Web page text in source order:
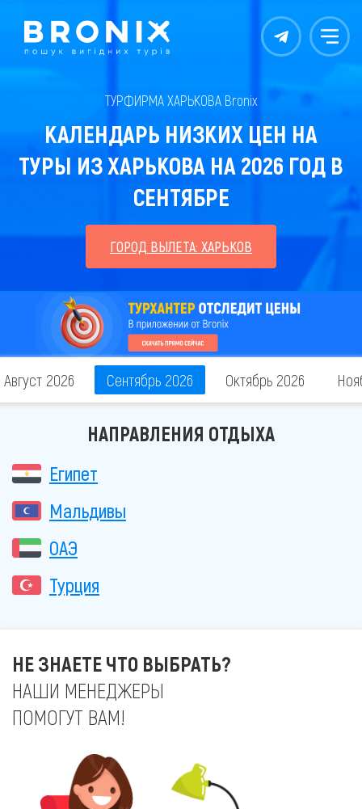
Контакты Меню
ТУРФИРМА ХАРЬКОВА Bronix
КАЛЕНДАРЬ НИЗКИХ ЦЕН НА
ТУРЫ ИЗ ХАРЬКОВА НА 2026 ГОД В
СЕНТЯБРЕ
ГОРОД ВЫЛЕТА: ХАРЬКОВ
Август 2026 Сентябрь 2026 Октябрь 2026
НАПРАВЛЕНИЯ ОТДЫХА
Египет
Мальдивы
ОАЭ
Турция
НЕ ЗНАЕТЕ ЧТО ВЫБРАТЬ?
НАШИ МЕНЕДЖЕРЫ
ПОМОГУТ ВАМ!